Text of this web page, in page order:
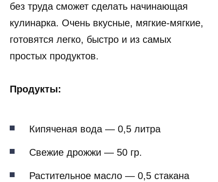
без труда сможет сделать начинающая
кулинарка. Очень вкусные, мягкие-мягкие,
готовятся легко, быстро и из самых
простых продуктов.
Продукты:
Кипяченая вода — 0,5 литра
Свежие дрожжи — 50 гр.
Растительное масло — 0,5 стакана